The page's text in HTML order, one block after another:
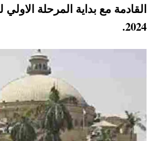
بداية المرحلة الاولي لتنسيق